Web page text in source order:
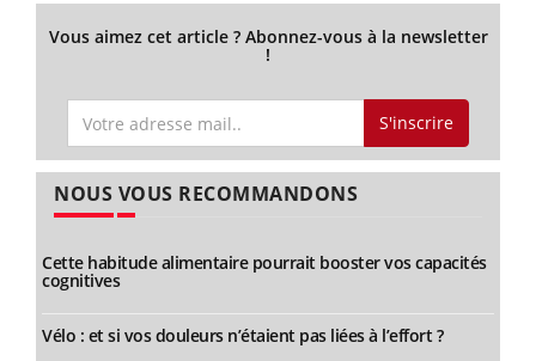
Vous aimez cet article ? Abonnez-vous à la newsletter
!
S'inscrire
NOUS VOUS RECOMMANDONS
Cette habitude alimentaire pourrait booster vos capacités
cognitives
Vélo : et si vos douleurs n’étaient pas liées à l’effort ?